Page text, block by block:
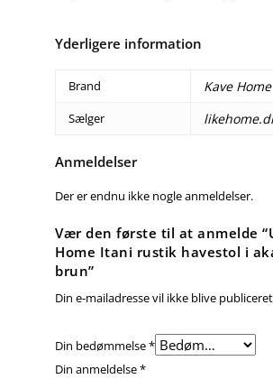
Yderligere information
Brand Kave Home
Sælger
Anmeldelser
Der er endnu ikke nogle anmeldelser.
Vær den første til at anmelde
Home Itani rustik havestol i
brun”
Din e-mailadresse vil ikke blive
Din bedømmelse*
Din anmeldelse*